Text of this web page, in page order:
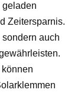
Zeitersparnis.
auch